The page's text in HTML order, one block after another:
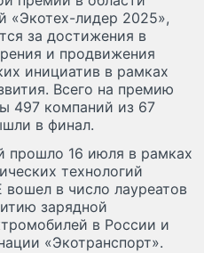
«Экотех-лидер 2025»,
за достижения в
и продвижения
инициатив в рамках
Всего на премию
497 компаний из 67
в финал.
прошло 16 июля в рамках
технологий
в число лауреатов
зарядной
в России и
«Экотранспорт».